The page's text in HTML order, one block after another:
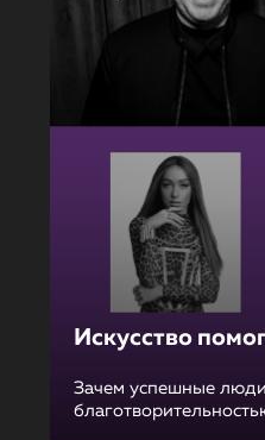
Искусство
Зачем успешные